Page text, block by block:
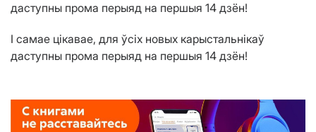
даступны прома перыяд на першыя 14 дзён!
І самае цікавае, для ўсіх новых карыстальнікаў
даступны прома перыяд на першыя 14 дзён!